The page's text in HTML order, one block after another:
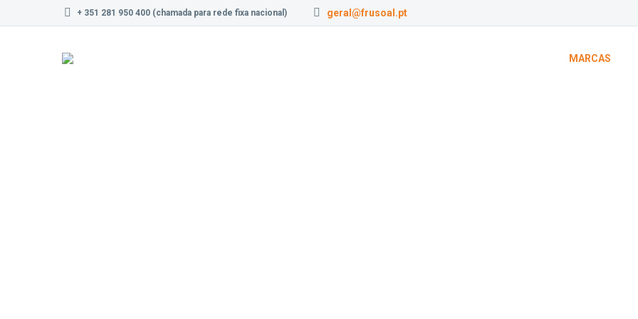
+ 351 281 950 400 (chamada para rede fixa nacional) geral@frusoal.pt
MARCAS